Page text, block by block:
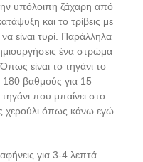
υπόλοιπη ζάχαρη από
και το τρίβεις με
είναι τυρί. Παράλληλα
ένα στρώμα
είναι το τηγάνι το
180 βαθμούς για 15
που μπαίνει στο
χερούλι όπως κάνω εγώ
για 3-4 λεπτά.